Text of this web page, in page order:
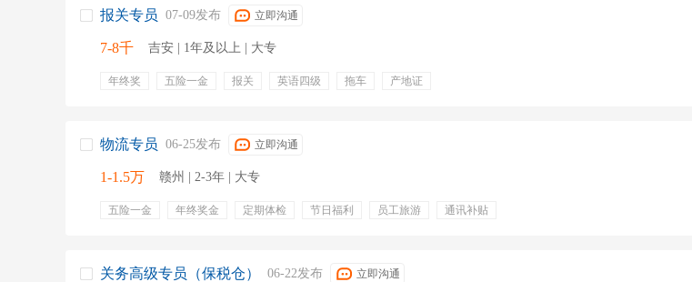
报关专员 07-09发布 立即沟通
7-8千 吉安 | 1年及以上 | 大专
年终奖 五险一金 报关 英语四级 拖车 产地证
物流专员 06-25发布 立即沟通
1-1.5万 赣州 | 2-3年 | 大专
五险一金 年终奖金 定期体检 节日福利 员工旅游
通讯补贴
关务高级专员（保税仓） 06-22发布 立即沟通